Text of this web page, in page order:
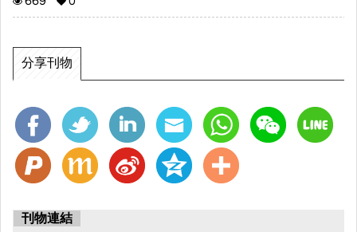
分享刊物
刊物連結